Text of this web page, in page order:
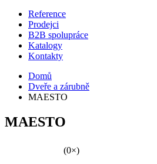
Reference
Prodejci
B2B spolupráce
Katalogy
Kontakty
Domů
Dveře a zárubně
MAESTO
MAESTO
(0×)